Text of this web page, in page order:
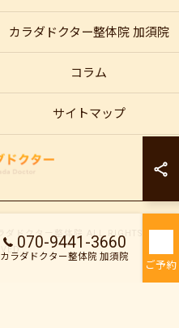
070-9441-3660
カラダドクター整体院 加須院
ご予約
カラダドクター
カラダドクター
カラダドクター整体院 加須院
コラム
サイトマップ
ドクター整体院 ALL RIGHTS